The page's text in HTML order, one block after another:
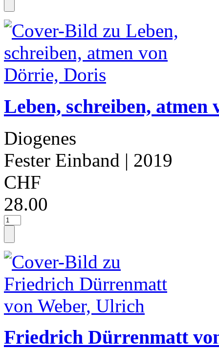
Leben, schreiben,
Diogenes
Fester Einband | 2019
CHF
28.00
Friedrich Dürrenmatt